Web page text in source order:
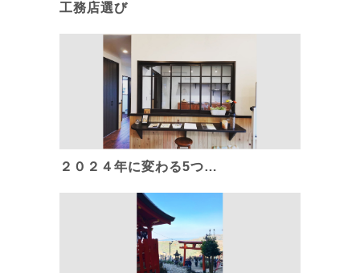
工務店選び
２０２４年に変わる5つ…